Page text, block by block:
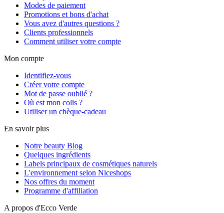
Modes de paiement
Promotions et bons d'achat
Vous avez d'autres questions ?
Clients professionnels
Comment utiliser votre compte
Mon compte
Identifiez-vous
Créer votre compte
Mot de passe oublié ?
Où est mon colis ?
Utiliser un chèque-cadeau
En savoir plus
Notre beauty Blog
Quelques ingrédients
Labels principaux de cosmétiques naturels
L'environnement selon Niceshops
Nos offres du moment
Programme d'affiliation
A propos d'Ecco Verde